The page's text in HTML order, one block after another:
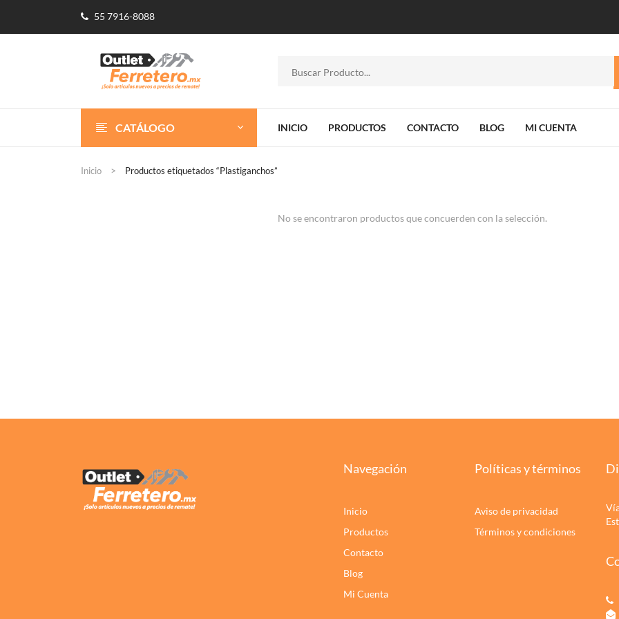
55 7916-8088
CATÁLOGO INICIO PRODUCTOS CONTACTO BLOG MI CUENTA
Inicio Productos etiquetados “Plastiganchos”
No se encontraron productos que concuerden con la selección.
Navegación
Inicio
Productos
Contacto
Blog
Mi Cuenta
Políticas y términos
Aviso de privacidad
Términos y condiciones